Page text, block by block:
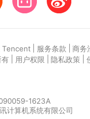
Tencent 服务条款 商务
有 用户权限 隐私政策
1623A
计算机系统有限公司